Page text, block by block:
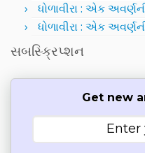
ધોળાવીરા : એક
ધોળાવીરા : એક
સબસ્ક્રિપ્શન
Get new